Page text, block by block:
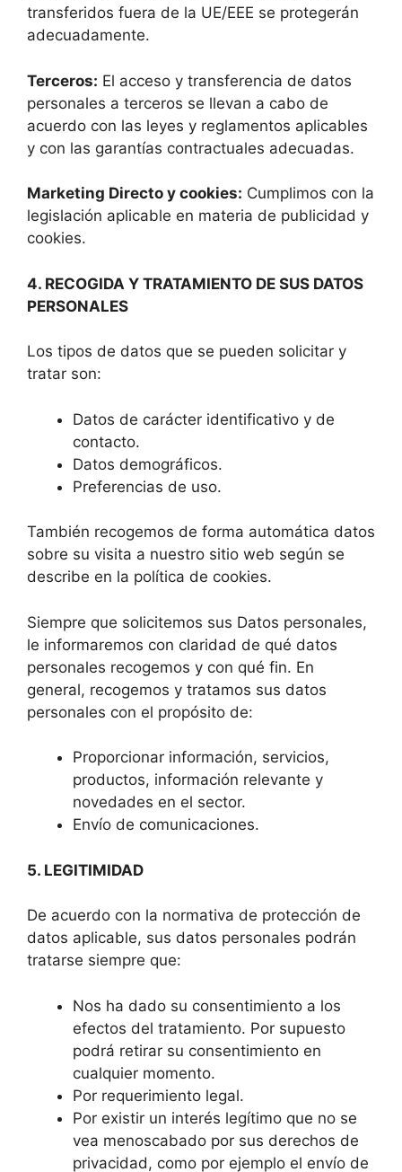
transferidos fuera de la UE/EEE se protegerán
adecuadamente.
Terceros: El acceso y transferencia de datos
personales a terceros se llevan a cabo de
acuerdo con las leyes y reglamentos aplicables
y con las garantías contractuales adecuadas.
Marketing Directo y cookies: Cumplimos con la
legislación aplicable en materia de publicidad y
cookies.
4. RECOGIDA Y TRATAMIENTO DE SUS DATOS
PERSONALES
Los tipos de datos que se pueden solicitar y
tratar son:
Datos de carácter identificativo y de
contacto.
Datos demográficos.
Preferencias de uso.
También recogemos de forma automática datos
sobre su visita a nuestro sitio web según se
describe en la política de cookies.
Siempre que solicitemos sus Datos personales,
le informaremos con claridad de qué datos
personales recogemos y con qué fin. En
general, recogemos y tratamos sus datos
personales con el propósito de:
Proporcionar información, servicios,
productos, información relevante y
novedades en el sector.
Envío de comunicaciones.
5. LEGITIMIDAD
De acuerdo con la normativa de protección de
datos aplicable, sus datos personales podrán
tratarse siempre que:
Nos ha dado su consentimiento a los
efectos del tratamiento. Por supuesto
podrá retirar su consentimiento en
cualquier momento.
Por requerimiento legal.
Por existir un interés legítimo que no se
vea menoscabado por sus derechos de
privacidad, como por ejemplo el envío de